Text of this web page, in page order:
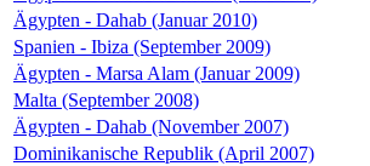
Ägypten - Dahab (Januar 2010)
Spanien - Ibiza (September 2009)
Ägypten - Marsa Alam (Januar 2009)
Malta (September 2008)
Ägypten - Dahab (November 2007)
Dominikanische Republik (April 2007)